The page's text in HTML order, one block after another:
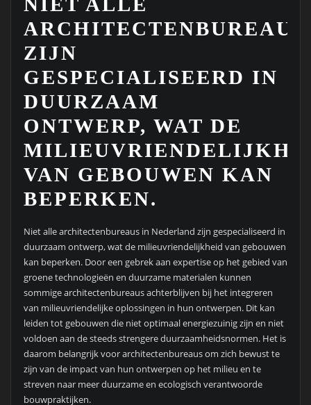
ARCHITECTENBUREAUS
ZIJN
GESPECIALISEERD IN
DUURZAAM
ONTWERP, WAT DE
VAN GEBOUWEN KAN
BEPERKEN.
Niet alle architectenbureaus in Nederland zijn gespecialiseerd in
duurzaam ontwerp, wat de milieuvriendelijkheid van gebouwen
kan beperken. Door een gebrek aan expertise op het gebied van
groene technologieën en duurzame materialen kunnen
sommige architectenbureaus achterblijven bij het integreren
van milieuvriendelijke oplossingen in hun ontwerpen. Dit kan
leiden tot gebouwen die niet optimaal energiezuinig zijn en niet
voldoen aan de steeds strengere duurzaamheidsnormen. Het is
daarom belangrijk voor architectenbureaus om zich bewust te
zijn van de impact van hun ontwerpen op het milieu en te
streven naar meer duurzame en ecologisch verantwoorde
bouwpraktijken.